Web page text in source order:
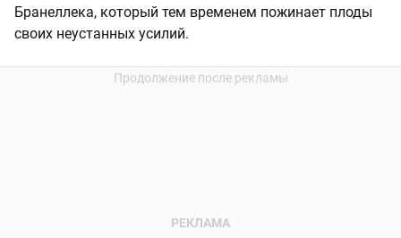
Бранеллека, который тем временем пожинает плоды
своих неустанных усилий.